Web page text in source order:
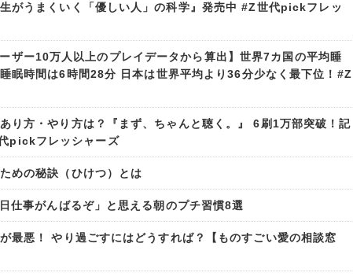
がうまくいく「優しい人」の科学』発売中 #Z世代pickフレッ
ザー10万人以上のプレイデータから算出】世界7カ国の平均睡
眠時間は6時間28分 日本は世界平均より36分少なく最下位！#Z
り方・やり方は？『まず、ちゃんと聴く。』 6刷1万部突破！記
pickフレッシャーズ
めの秘訣（ひけつ）とは
仕事がんばるぞ」と思える朝のプチ習慣8選
最悪！ やり過ごすにはどうすれば？【ものすごい愛の相談窓